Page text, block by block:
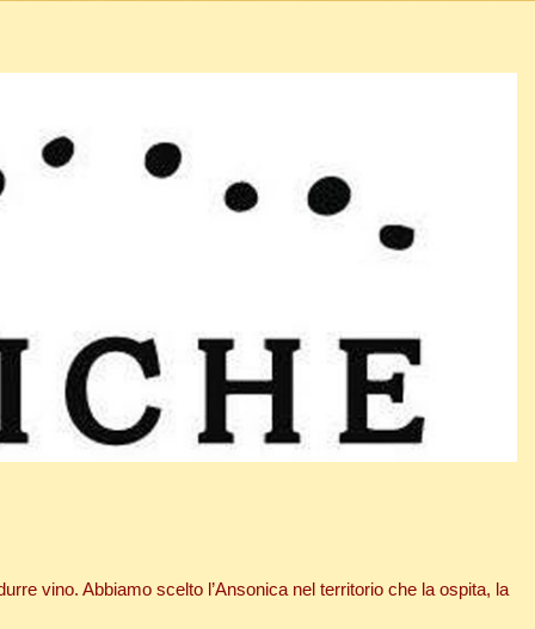
vino. Abbiamo scelto l ’Ansonica nel territorio che la ospita, la